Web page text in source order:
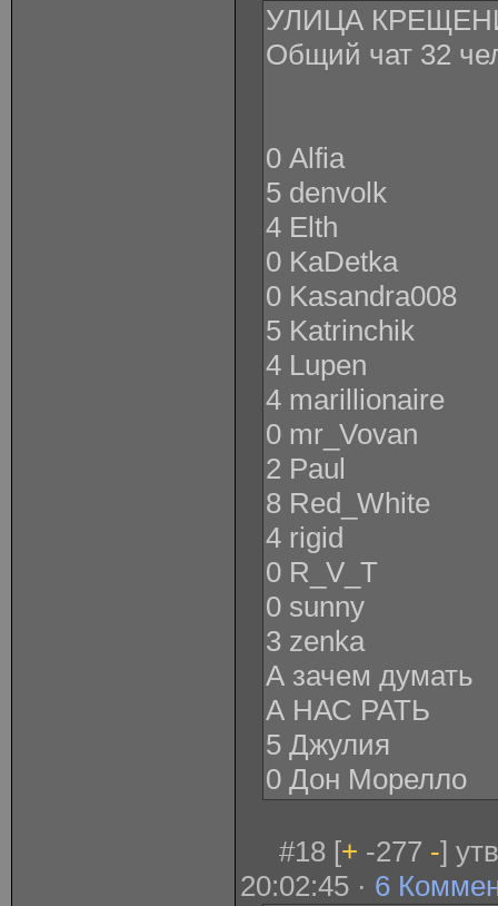
УЛИЦА
Общий чат 32
0 Alfia
5 denvolk
4 Elth
0 KaDetka
0 Kasandra008
5 Katrinchik
4 Lupen
4 marillionaire
0 mr_Vovan
2 Paul
8 Red_White
4 rigid
0 R_V_T
0 sunny
3 zenka
А зачем думать
А НАС РАТЬ
5 Джулия
0 Дон Морелло
#18 [+ -277 -]
20:02:45 · 6